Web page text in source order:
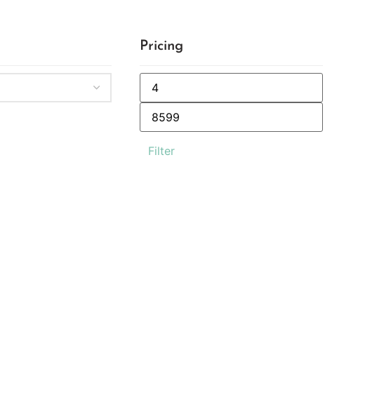
Pricing
Filter